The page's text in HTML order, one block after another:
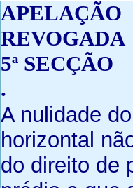
APELAÇÃO
REVOGADA
5ª SECÇÃO
.
A nulidade
horizontal
do direito de